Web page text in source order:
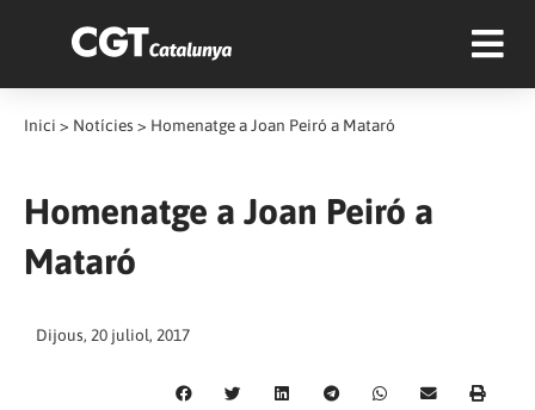
Inici > Notícies > Homenatge a Joan Peiró a Mataró
Homenatge a Joan Peiró a
Mataró
Dijous, 20 juliol, 2017